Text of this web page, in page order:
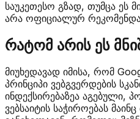
საუკეთესო გზად, თუმცა ეს
არა ოფიციალურ
რატომ არის ეს
მიუხედავად იმისა, რომ
პრინციპი ვებგვერდების
ინდექსირებაზეა აგებული,
ვებსაიტის საჭიროებას